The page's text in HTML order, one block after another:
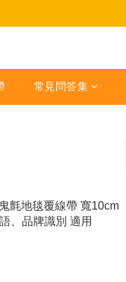
常見問答集